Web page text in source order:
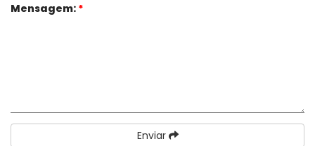
Mensagem: *
Enviar